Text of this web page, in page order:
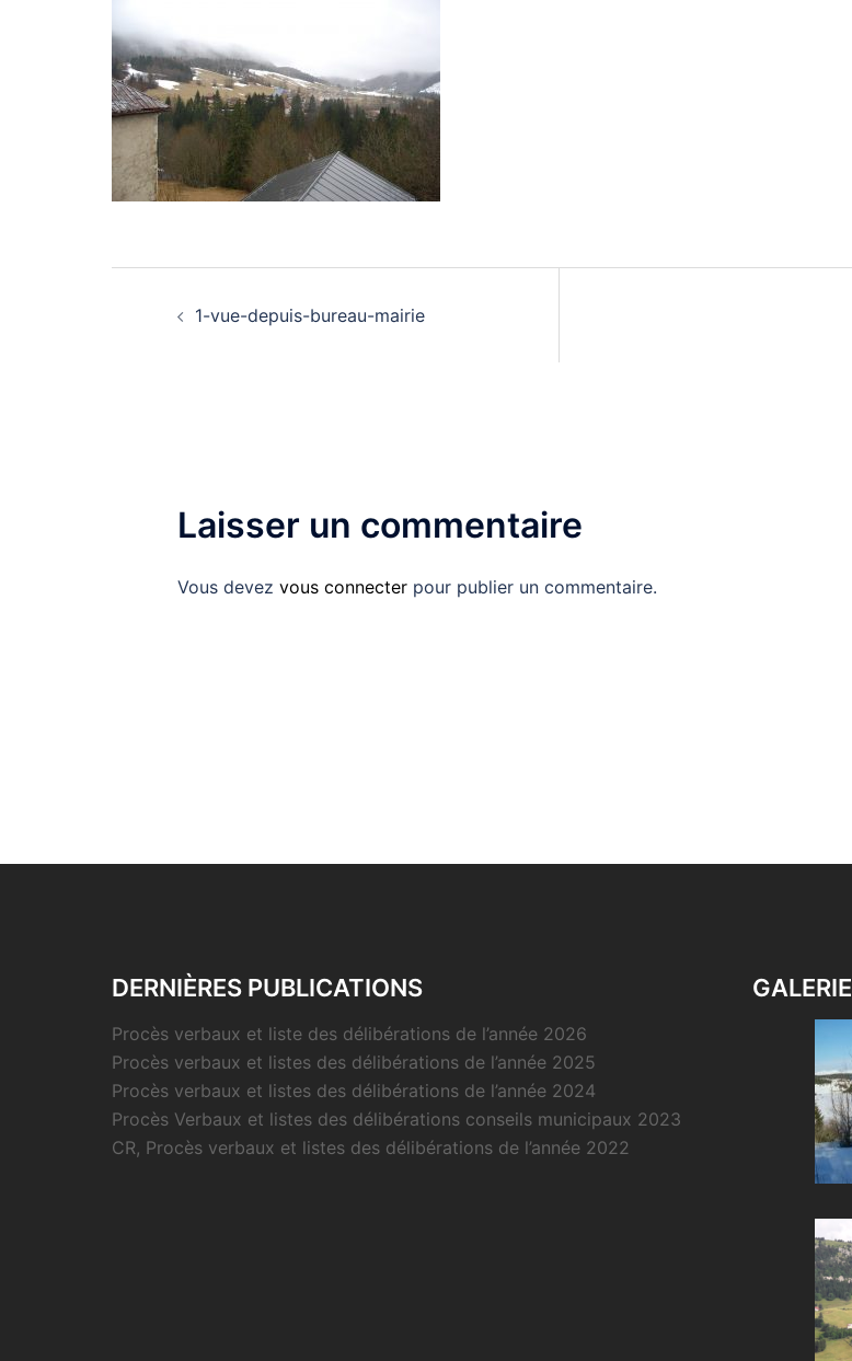
1-vue-depuis-bureau-mairie
Laisser un commentaire
Vous devez vous connecter pour publier un commentaire.
DERNIÈRES PUBLICATIONS
Procès verbaux et liste des délibérations de l’année 2026
Procès verbaux et listes des délibérations de l’année 2025
Procès verbaux et listes des délibérations de l’année 2024
Procès Verbaux et listes des délibérations conseils municipaux 2023
CR, Procès verbaux et listes des délibérations de l’année 2022
GALERIE